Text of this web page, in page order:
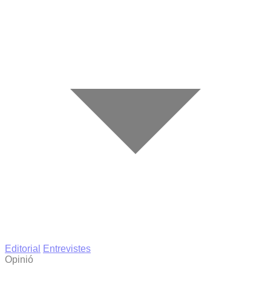
Editorial
Entrevistes
Opinió